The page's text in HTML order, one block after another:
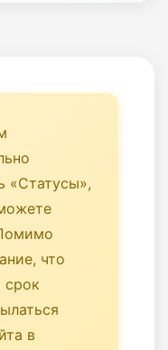
«Статусы»,
что
срок
в